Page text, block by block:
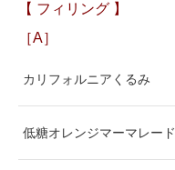
【 フィリング 】
［A］
カリフォルニアくるみ
低糖オレンジマーマレード